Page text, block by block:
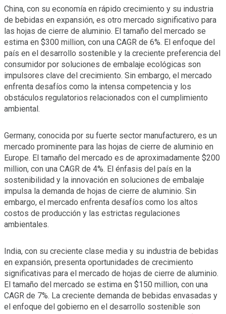
China, con su economía en rápido crecimiento y su industria
de bebidas en expansión, es otro mercado significativo para
las hojas de cierre de aluminio. El tamaño del mercado se
estima en $300 million, con una CAGR de 6%. El enfoque del
país en el desarrollo sostenible y la creciente preferencia del
consumidor por soluciones de embalaje ecológicas son
impulsores clave del crecimiento. Sin embargo, el mercado
enfrenta desafíos como la intensa competencia y los
obstáculos regulatorios relacionados con el cumplimiento
ambiental.
Germany, conocida por su fuerte sector manufacturero, es un
mercado prominente para las hojas de cierre de aluminio en
Europe. El tamaño del mercado es de aproximadamente $200
million, con una CAGR de 4%. El énfasis del país en la
sostenibilidad y la innovación en soluciones de embalaje
impulsa la demanda de hojas de cierre de aluminio. Sin
embargo, el mercado enfrenta desafíos como los altos
costos de producción y las estrictas regulaciones
ambientales.
India, con su creciente clase media y su industria de bebidas
en expansión, presenta oportunidades de crecimiento
significativas para el mercado de hojas de cierre de aluminio.
El tamaño del mercado se estima en $150 million, con una
CAGR de 7%. La creciente demanda de bebidas envasadas y
el enfoque del gobierno en el desarrollo sostenible son